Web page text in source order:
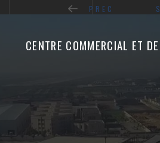
CENTRE COMMERCIAL ET
PREC